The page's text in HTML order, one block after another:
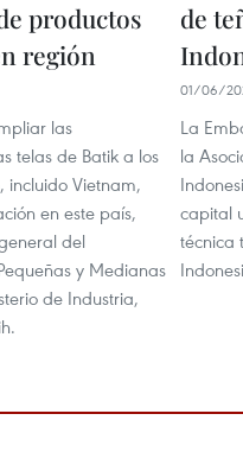
productos
región
las
telas de Batik a los
incluido Vietnam,
en este país,
del
y Medianas
de Industria,
de
01/06/
La
la
capital
técnica